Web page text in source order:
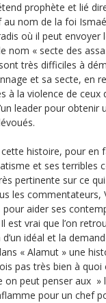
prophète et lié
nom de la foi
où il peut envoyer
nom « secte des
très difficiles à
et sa secte, en
à la violence de
leader pour obtenir
histoire, pour en
et ses terribles
pertinente sur ce
les commentateurs,
pour aider ses
est vrai que l’on
idéal et la
« Alamut » une
pas très bien à
on peut penser aux
pour un chef